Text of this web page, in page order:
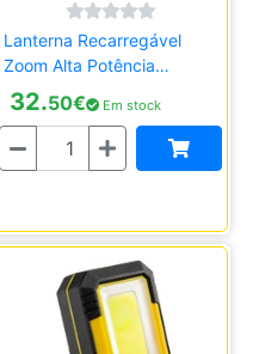
Lanterna Recarregável
Zoom Alta Potência
Superfire GT60
32.50€ Em stock
Quantidade